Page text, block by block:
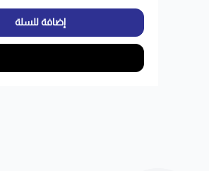
إضافة للسلة